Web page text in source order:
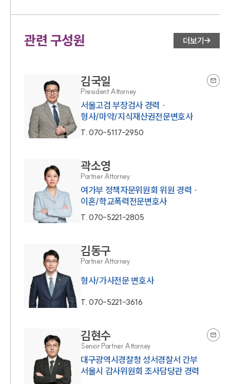
관련 구성원 더보기
김국일
President Attorney
서울고검 부장검사 경력 ·
형사/마약/지식재산권전문변호사
T.070-5117-2950
곽소영
Partner Attorney
여가부 정책자문위원회 위원 경력 ·
이혼/학교폭력전문변호사
T.070-5221-2805
김동구
Partner Attorney
형사/가사전문 변호사
T.070-5221-3616
김현수
Senior Partner Attorney
대구광역시경찰청 성서경찰서 간부
서울시 감사위원회 조사담당관 경력